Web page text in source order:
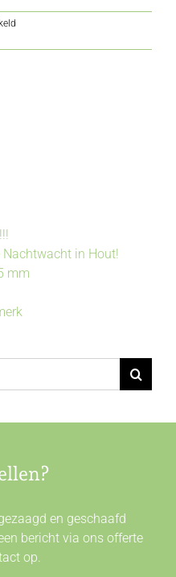
in Hout!
mm
en geschaafd
bericht via ons offerte
op.